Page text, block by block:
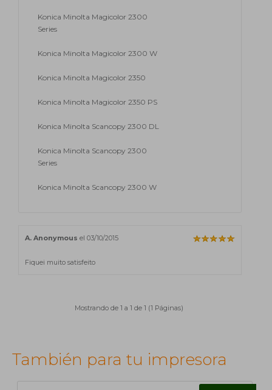
Konica Minolta Magicolor 2300
Series
Konica Minolta Magicolor 2300 W
Konica Minolta Magicolor 2350
Konica Minolta Magicolor 2350 PS
Konica Minolta Scancopy 2300 DL
Konica Minolta Scancopy 2300
Series
Konica Minolta Scancopy 2300 W
A. Anonymous el 03/10/2015
Fiquei muito satisfeito
Mostrando de 1 a 1 de 1 (1 Páginas)
También para tu impresora